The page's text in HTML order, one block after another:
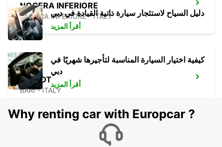
NOCERA INFERIORE
NOCERA INFERIORE - ITALY
BARI DT
BARI - ITALY
دليل السياح لاستئجار سيارة ذاتية القيادة في دبي
أقرأ المزيد
كيفية اختيار السيارة المناسبة لتأجيرها شهريًا في
دبي
أقرأ المزيد
Why renting car with Europcar ?